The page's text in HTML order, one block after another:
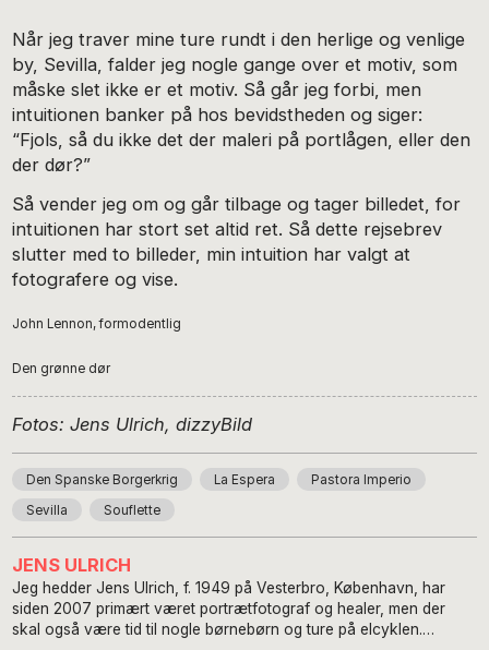
Når jeg traver mine ture rundt i den herlige og venlige
by, Sevilla, falder jeg nogle gange over et motiv, som
måske slet ikke er et motiv. Så går jeg forbi, men
intuitionen banker på hos bevidstheden og siger:
“Fjols, så du ikke det der maleri på portlågen, eller den
der dør?”
Så vender jeg om og går tilbage og tager billedet, for
intuitionen har stort set altid ret. Så dette rejsebrev
slutter med to billeder, min intuition har valgt at
fotografere og vise.
John Lennon, formodentlig
Den grønne dør
Fotos: Jens Ulrich, dizzyBild
Den Spanske Borgerkrig La Espera Pastora Imperio
Sevilla Souflette
JENS ULRICH
Jeg hedder Jens Ulrich, f. 1949 på Vesterbro, København, har
siden 2007 primært været portrætfotograf og healer, men der
skal også være tid til nogle børnebørn og ture på elcyklen.